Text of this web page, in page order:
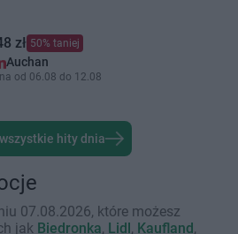
zł 50% taniej
Auchan
od 06.08 do 12.08
hity dnia
07.08.2026, które możesz
jak Biedronka, Lidl, Kaufland,